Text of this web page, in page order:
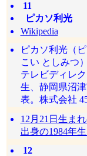
11
ピカソ利光
Wikipedia
ピカソ利光（
こい としみつ
テレビディレ
生、静岡県沼
表。株式会社
12月21日生ま
出身の1984年
12